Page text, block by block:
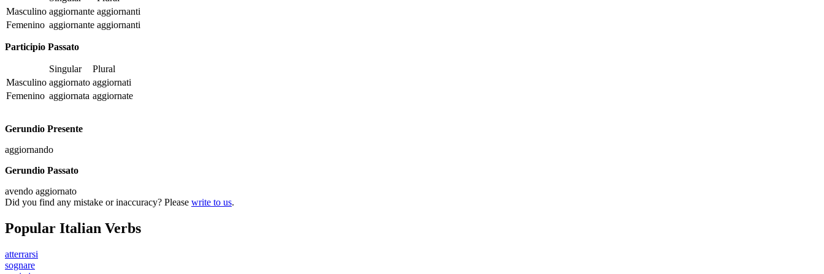
Masculino aggiornante aggiornanti
Femenino aggiornante aggiornanti
Participio Passato
Singular
Plural
Masculino aggiornato aggiornati
Femenino aggiornata aggiornate
Gerundio Presente
aggiornando
Gerundio Passato
avendo aggiornato
Did you find any mistake or inaccuracy? Please write to us.
Popular Italian Verbs
atterrarsi
sognare